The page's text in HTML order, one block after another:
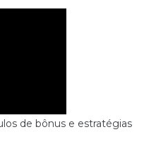
de bônus e estratégias